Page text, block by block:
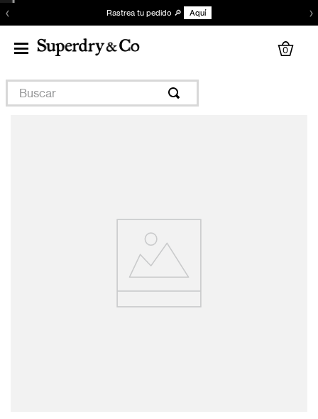
‹ Rastrea tu pedido 🔎 Aquí ›
0
Buscar